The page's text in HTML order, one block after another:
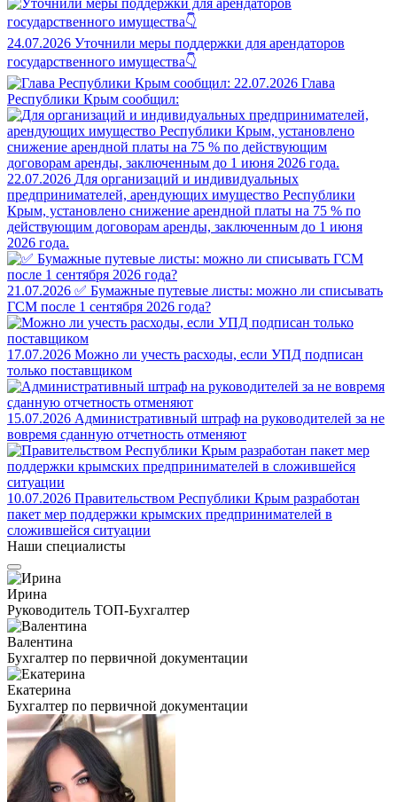
24.07.2026 Уточнили меры поддержки для арендаторов
государственного имущества👇
22.07.2026 Глава
Республики Крым сообщил:
22.07.2026 Для организаций и индивидуальных
предпринимателей, арендующих имущество Республики
Крым, установлено снижение арендной платы на 75 % по
действующим договорам аренды, заключенным до 1 июня
2026 года.
21.07.2026 ✅ Бумажные путевые листы: можно ли списывать
ГСМ после 1 сентября 2026 года?
17.07.2026 Можно ли учесть расходы, если УПД подписан
только поставщиком
15.07.2026 Административный штраф на руководителей за не
вовремя сданную отчетность отменяют
10.07.2026 Правительством Республики Крым разработан
пакет мер поддержки крымских предпринимателей в
сложившейся ситуации
Наши специалисты
Ирина
Руководитель ТОП-Бухгалтер
Валентина
Бухгалтер по первичной документации
Екатерина
Бухгалтер по первичной документации